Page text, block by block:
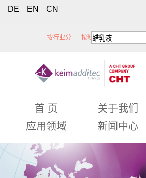
DE EN CN
按行业分 按粒径分
首 页 关于我们
应用领域
新闻中心